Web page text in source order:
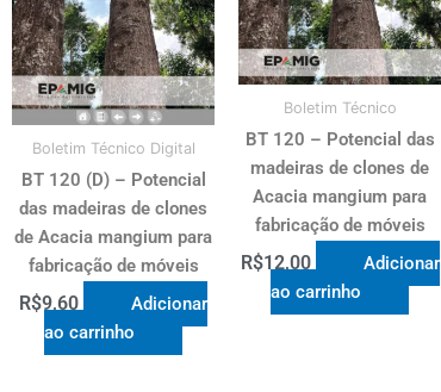
Boletim Técnico Digital
BT 120 (D) – Potencial
das madeiras de clones
de Acacia mangium para
fabricação de móveis
R$9,60
Adicionar
ao carrinho
Boletim Técnico
BT 120 – Potencial das
madeiras de clones de
Acacia mangium para
fabricação de móveis
R$12,00
Adicionar
ao carrinho